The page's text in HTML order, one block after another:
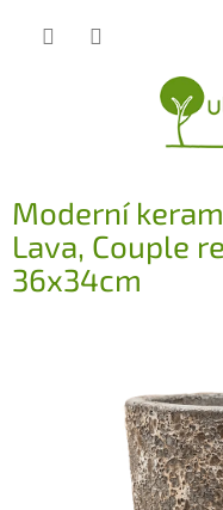
Moderní
Lava, Couple
36x34cm